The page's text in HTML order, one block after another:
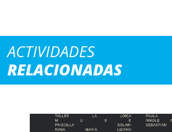
ACTIVIDADES
RELACIONADAS